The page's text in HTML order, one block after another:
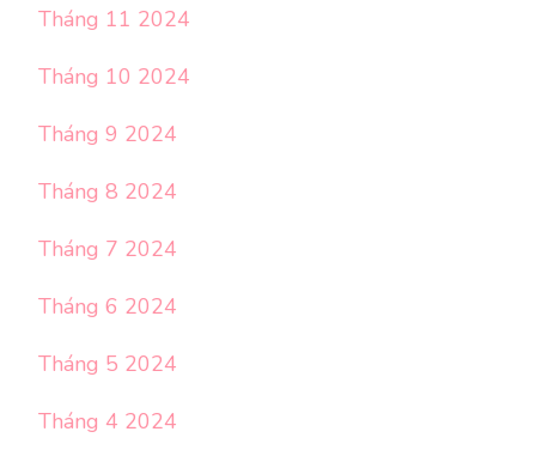
Tháng 11 2024
Tháng 10 2024
Tháng 9 2024
Tháng 8 2024
Tháng 7 2024
Tháng 6 2024
Tháng 5 2024
Tháng 4 2024